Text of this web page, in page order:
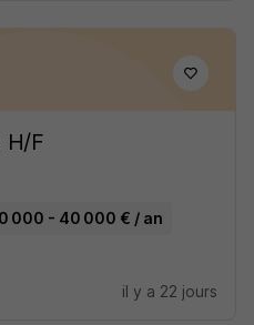
H/F
000 - 40 000 € / an
il y a 22 jours